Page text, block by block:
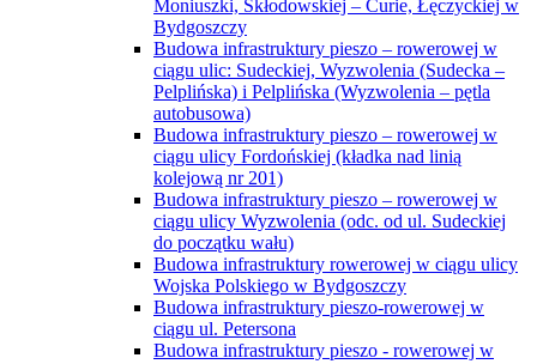
Moniuszki, Skłodowskiej – Curie, Łęczyckiej w
Bydgoszczy
Budowa infrastruktury pieszo – rowerowej w
ciągu ulic: Sudeckiej, Wyzwolenia (Sudecka –
Pelplińska) i Pelplińska (Wyzwolenia – pętla
autobusowa)
Budowa infrastruktury pieszo – rowerowej w
ciągu ulicy Fordońskiej (kładka nad linią
kolejową nr 201)
Budowa infrastruktury pieszo – rowerowej w
ciągu ulicy Wyzwolenia (odc. od ul. Sudeckiej
do początku wału)
Budowa infrastruktury rowerowej w ciągu ulicy
Wojska Polskiego w Bydgoszczy
Budowa infrastruktury pieszo-rowerowej w
ciągu ul. Petersona
Budowa infrastruktury pieszo - rowerowej w